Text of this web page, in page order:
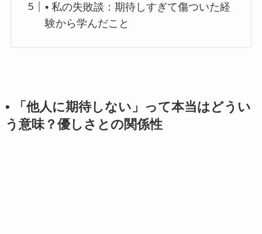
• 私の失敗談：期待しすぎて傷ついた経
験から学んだこと
• 「他人に期待しない」って本当はどうい
う意味？優しさとの関係性